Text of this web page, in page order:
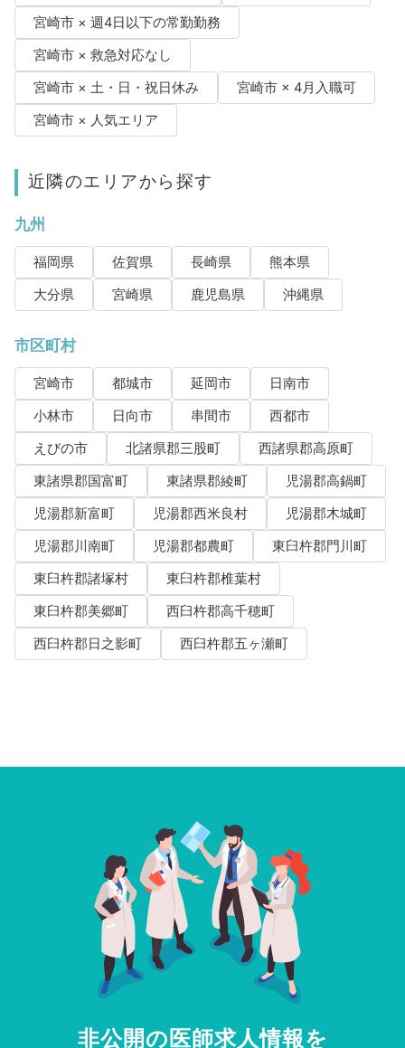
宮崎市 × 週4日以下の常勤勤務
宮崎市 × 救急対応なし
宮崎市 × 土・日・祝日休み
宮崎市 × 4月入職可
宮崎市 × 人気エリア
近隣のエリアから探す
九州
福岡県 佐賀県 長崎県
熊本県
大分県
宮崎県 鹿児島県 沖縄県
市区町村
宮崎市 都城市 延岡市
日南市
小林市
日向市 串間市
西都市
えびの市
北諸県郡三股町
西諸県郡高原町
東諸県郡国富町
東諸県郡綾町
児湯郡高鍋町
児湯郡新富町
児湯郡西米良村
児湯郡木城町
児湯郡川南町
児湯郡都農町
東臼杵郡門川町
東臼杵郡諸塚村
東臼杵郡椎葉村
東臼杵郡美郷町
西臼杵郡高千穂町
西臼杵郡日之影町
西臼杵郡五ヶ瀬町
非公開の医師求人情報を